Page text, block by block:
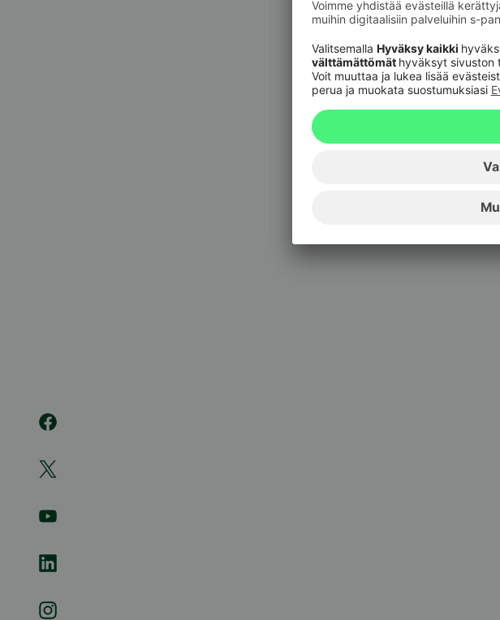
09 6964 6820(pvm/mpm)
Korttien sulkupalvelu 24h
020 333